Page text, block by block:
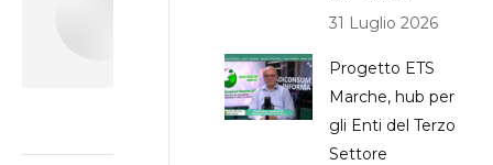
31 Luglio 2026
Progetto ETS
Marche, hub per
gli Enti del Terzo
Settore